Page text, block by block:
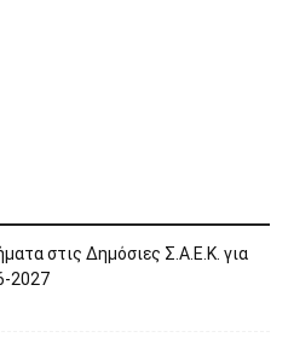
στις Δημόσιες Σ.Α.Ε.Κ. για
2027